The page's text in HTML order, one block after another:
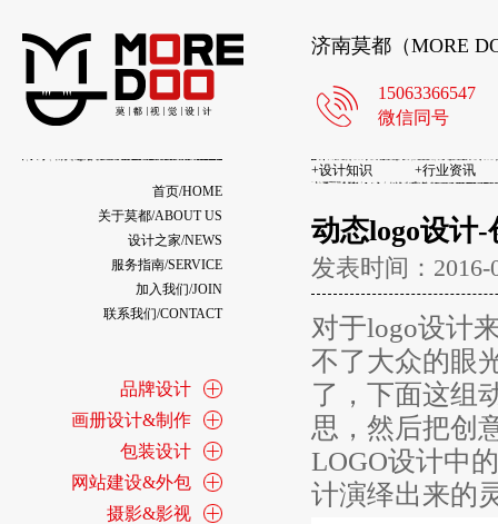
首页/HOME
关于莫都/ABOUT US
设计之家/NEWS
服务指南/SERVICE
加入我们/JOIN
联系我们/CONTACT
品牌设计
画册设计&制作
包装设计
网站建设&外包
摄影&影视
济南莫都（MORE
15063366547
微信同号
+设计知识 +行业资讯
动态logo设计
发表时间：
对于logo设计
不了大众的眼
了，下面这组
思，然后把创
LOGO设计中
计演绎出来的